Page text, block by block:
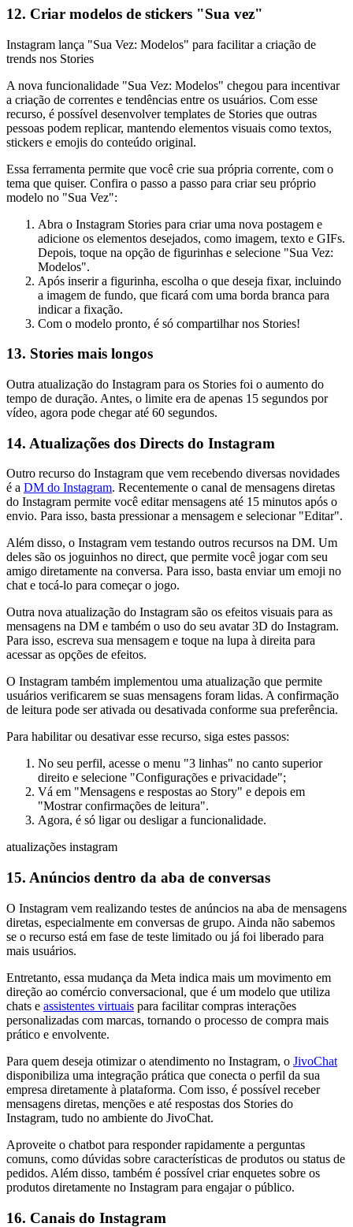
12. Criar modelos de stickers "Sua vez"
Instagram lança "Sua Vez: Modelos" para facilitar a criação de
trends nos Stories
A nova funcionalidade "Sua Vez: Modelos" chegou para incentivar
a criação de correntes e tendências entre os usuários. Com esse
recurso, é possível desenvolver templates de Stories que outras
pessoas podem replicar, mantendo elementos visuais como textos,
stickers e emojis do conteúdo original.
Essa ferramenta permite que você crie sua própria corrente, com o
tema que quiser. Confira o passo a passo para criar seu próprio
modelo no "Sua Vez":
Abra o Instagram Stories para criar uma nova postagem e
adicione os elementos desejados, como imagem, texto e GIFs.
Depois, toque na opção de figurinhas e selecione "Sua Vez:
Modelos".
Após inserir a figurinha, escolha o que deseja fixar, incluindo
a imagem de fundo, que ficará com uma borda branca para
indicar a fixação.
Com o modelo pronto, é só compartilhar nos Stories!
13. Stories mais longos
Outra atualização do Instagram para os Stories foi o aumento do
tempo de duração. Antes, o limite era de apenas 15 segundos por
vídeo, agora pode chegar até 60 segundos.
14. Atualizações dos Directs do Instagram
Outro recurso do Instagram que vem recebendo diversas novidades
é a DM do Instagram. Recentemente o canal de mensagens diretas
do Instagram permite você editar mensagens até 15 minutos após o
envio. Para isso, basta pressionar a mensagem e selecionar "Editar".
Além disso, o Instagram vem testando outros recursos na DM. Um
deles são os joguinhos no direct, que permite você jogar com seu
amigo diretamente na conversa. Para isso, basta enviar um emoji no
chat e tocá-lo para começar o jogo.
Outra nova atualização do Instagram são os efeitos visuais para as
mensagens na DM e também o uso do seu avatar 3D do Instagram.
Para isso, escreva sua mensagem e toque na lupa à direita para
acessar as opções de efeitos.
O Instagram também implementou uma atualização que permite
usuários verificarem se suas mensagens foram lidas. A confirmação
de leitura pode ser ativada ou desativada conforme sua preferência.
Para habilitar ou desativar esse recurso, siga estes passos:
No seu perfil, acesse o menu "3 linhas" no canto superior
direito e selecione "Configurações e privacidade";
Vá em "Mensagens e respostas ao Story" e depois em
"Mostrar confirmações de leitura".
Agora, é só ligar ou desligar a funcionalidade.
atualizações instagram
15. Anúncios dentro da aba de conversas
O Instagram vem realizando testes de anúncios na aba de mensagens
diretas, especialmente em conversas de grupo. Ainda não sabemos
se o recurso está em fase de teste limitado ou já foi liberado para
mais usuários.
Entretanto, essa mudança da Meta indica mais um movimento em
direção ao comércio conversacional, que é um modelo que utiliza
chats e assistentes virtuais para facilitar compras interações
personalizadas com marcas, tornando o processo de compra mais
prático e envolvente.
Para quem deseja otimizar o atendimento no Instagram, o JivoChat
disponibiliza uma integração prática que conecta o perfil da sua
empresa diretamente à plataforma. Com isso, é possível receber
mensagens diretas, menções e até respostas dos Stories do
Instagram, tudo no ambiente do JivoChat.
Aproveite o chatbot para responder rapidamente a perguntas
comuns, como dúvidas sobre características de produtos ou status de
pedidos. Além disso, também é possível criar enquetes sobre os
produtos diretamente no Instagram para engajar o público.
16. Canais do Instagram